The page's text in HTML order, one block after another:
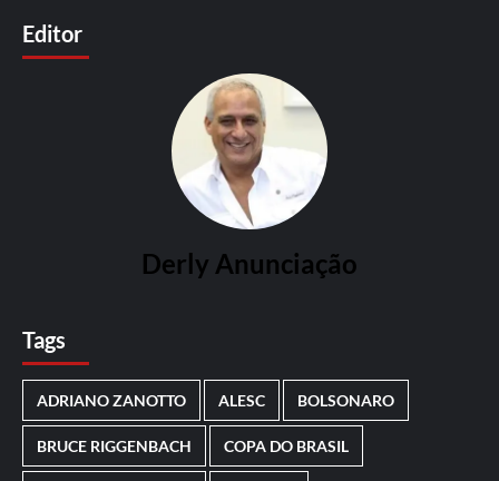
Editor
Derly Anunciação
Tags
ADRIANO ZANOTTO ALESC BOLSONARO
BRUCE RIGGENBACH COPA DO BRASIL